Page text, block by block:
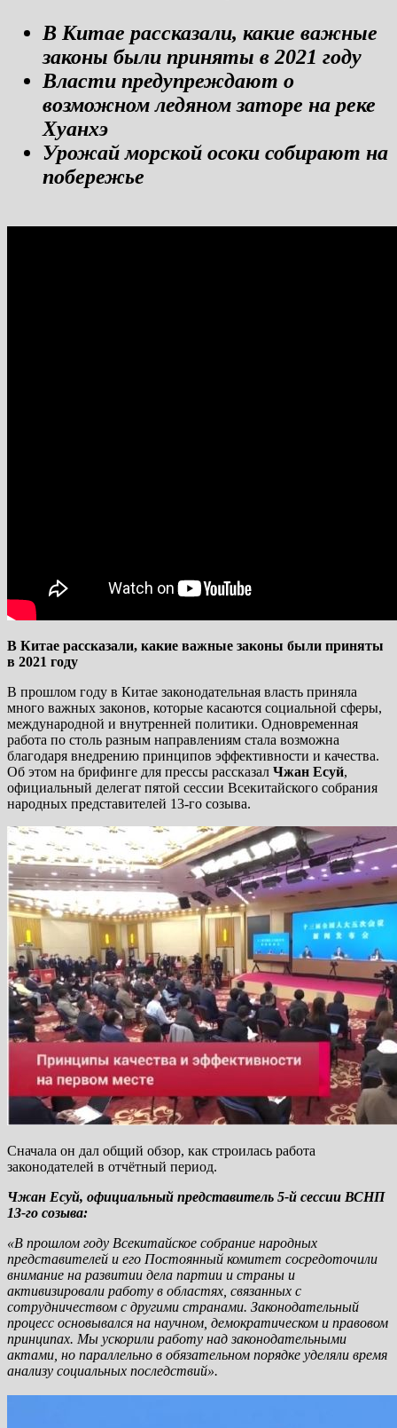
В Китае рассказали, какие важные
законы были приняты в 2021 году
Власти предупреждают о
возможном ледяном заторе на реке
Хуанхэ
Урожай морской осоки собирают на
побережье
В Китае рассказали, какие важные законы были приняты
в 2021 году
В прошлом году в Китае законодательная власть приняла
много важных законов, которые касаются социальной сферы,
международной и внутренней политики. Одновременная
работа по столь разным направлениям стала возможна
благодаря внедрению принципов эффективности и качества.
Об этом на брифинге для прессы рассказал Чжан Есуй,
официальный делегат пятой сессии Всекитайского собрания
народных представителей 13-го созыва.
Сначала он дал общий обзор, как строилась работа
законодателей в отчётный период.
Чжан Есуй, официальный представитель 5-й сессии ВСНП
13-го созыва:
«В прошлом году Всекитайское собрание народных
представителей и его Постоянный комитет сосредоточили
внимание на развитии дела партии и страны и
активизировали работу в областях, связанных с
сотрудничеством с другими странами. Законодательный
процесс основывался на научном, демократическом и правовом
принципах. Мы ускорили работу над законодательными
актами, но параллельно в обязательном порядке уделяли время
анализу социальных последствий».